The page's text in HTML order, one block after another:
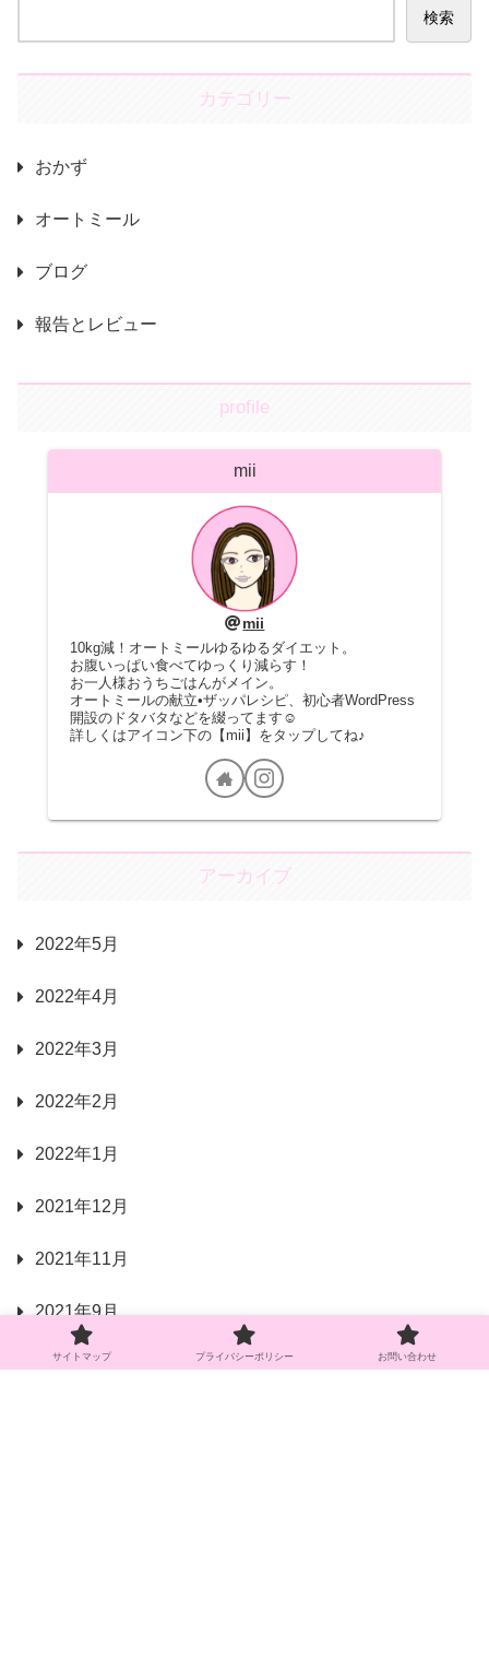
検索
カテゴリー
おかず
オートミール
ブログ
報告とレビュー
profile
mii
mii
10kg減！オートミールゆるゆるダイエット。
お腹いっぱい食べてゆっくり減らす！
お一人様おうちごはんがメイン。
オートミールの献立•ザッパレシピ、初心者WordPress
開設のドタバタなどを綴ってます☺︎
詳しくはアイコン下の【mii】をタップしてね♪
アーカイブ
2022年5月
2022年4月
2022年3月
2022年2月
2022年1月
2021年12月
2021年11月
2021年9月
サイトマップ プライバシーポリシー お問い合わせ